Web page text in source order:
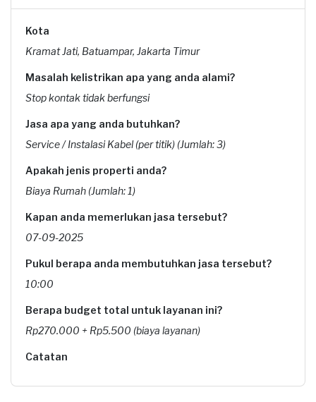
Kota
Kramat Jati, Batuampar, Jakarta Timur
Masalah kelistrikan apa yang anda alami?
Stop kontak tidak berfungsi
Jasa apa yang anda butuhkan?
Service / Instalasi Kabel (per titik) (Jumlah: 3)
Apakah jenis properti anda?
Biaya Rumah (Jumlah: 1)
Kapan anda memerlukan jasa tersebut?
07-09-2025
Pukul berapa anda membutuhkan jasa tersebut?
10:00
Berapa budget total untuk layanan ini?
Rp270.000 + Rp5.500 (biaya layanan)
Catatan